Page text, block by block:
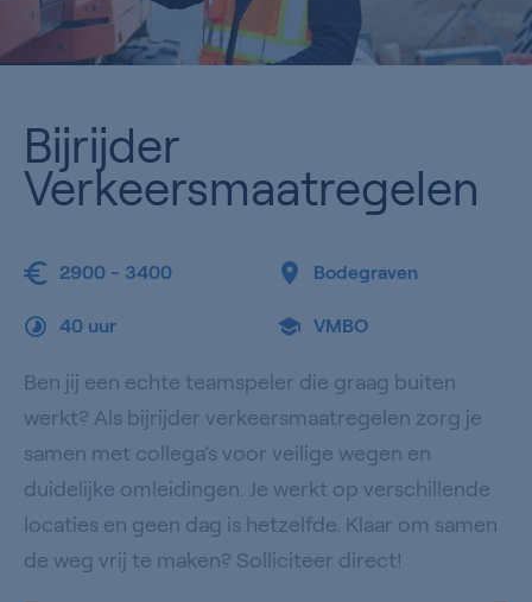
Bijrijder
Verkeersmaatregelen
2900 - 3400 Bodegraven
40 uur VMBO
Ben jij een echte teamspeler die graag buiten
werkt? Als bijrijder verkeersmaatregelen zorg je
samen met collega’s voor veilige wegen en
duidelijke omleidingen. Je werkt op verschillende
locaties en geen dag is hetzelfde. Klaar om samen
de weg vrij te maken? Solliciteer direct!